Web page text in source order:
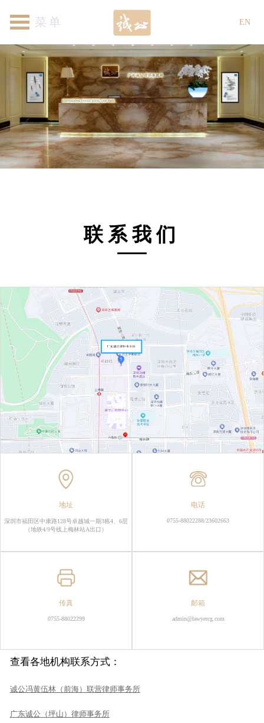
首页
关于我们
律师团队
专业领域
新闻资讯
各地机构
加入我们
联系我们 EN
联系我们
地址
深圳市福田区中康路128号卓越城一期3栋4、6层
（地铁4/9号线上梅林站A出口）
电话
0755-88022288/23602663
传真
0755-88022299
邮箱
admin@lawyercg.com
查看各地机构联系方式：
诚公冯黄伍林（前海）联营律师事务所
广东诚公（坪山）律师事务所